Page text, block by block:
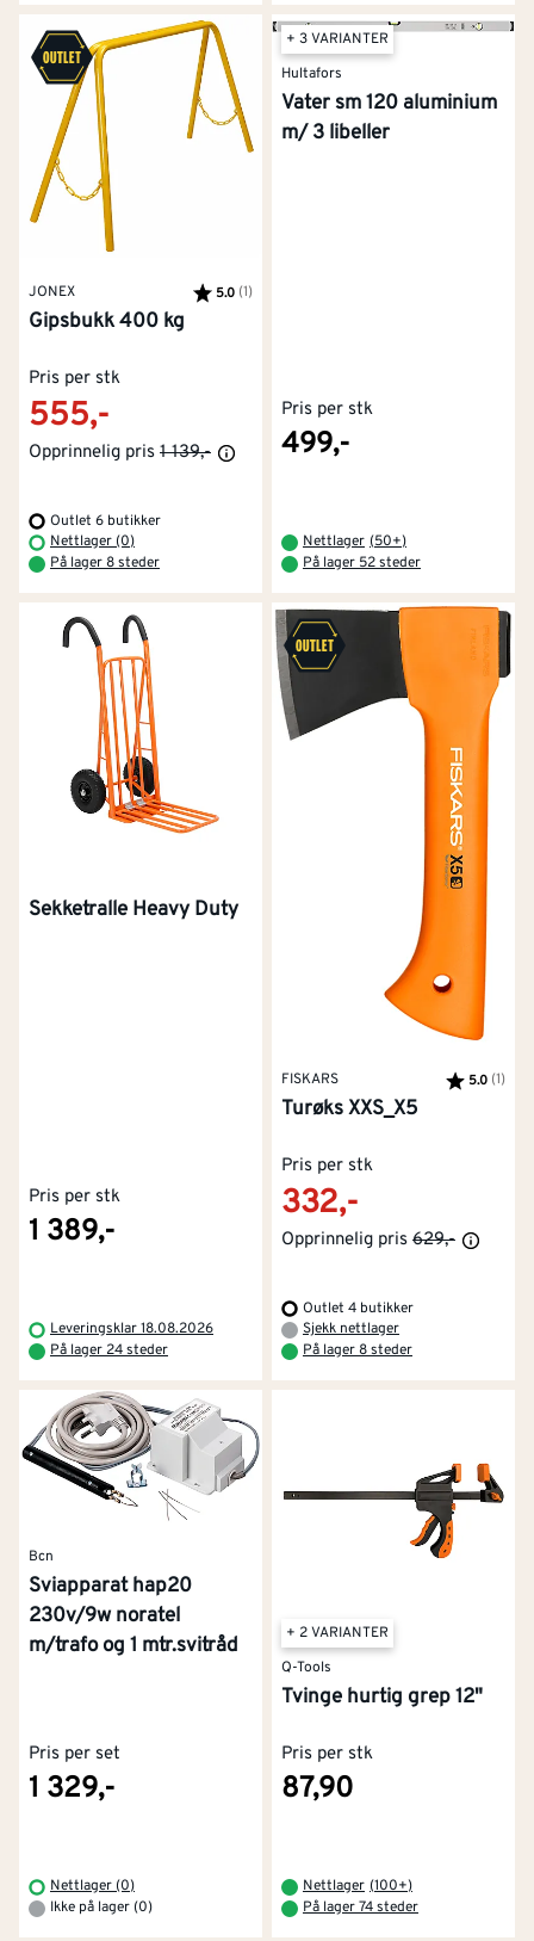
JONEX Karakter:
5.0 (1)
Gipsbukk 400 kg
Pris per stk
555,-
Opprinnelig pris 1 139,-
Outlet 6 butikker
Nettlager (0)
På lager 8 steder
+ 3 VARIANTER
Hultafors
Vater sm 120 aluminium
m/ 3 libeller
Pris per stk
499,-
Nettlager (50+)
På lager 52 steder
Sekketralle Heavy Duty
Pris per stk
1 389,-
Leveringsklar 18.08.2026
På lager 24 steder
FISKARS Karakter:
5.0 (1)
Turøks XXS_X5
Pris per stk
332,-
Opprinnelig pris 629,-
Outlet 4 butikker
Sjekk nettlager
På lager 8 steder
Bcn
Sviapparat hap20
230v/9w noratel
m/trafo og 1 mtr.svitråd
Pris per set
1 329,-
Nettlager (0)
Ikke på lager (0)
+ 2 VARIANTER
Q-Tools
Tvinge hurtig grep 12"
Pris per stk
87,90
Nettlager (100+)
På lager 74 steder